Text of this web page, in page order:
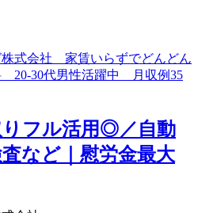
りフル活用◎／自動
など｜慰労金最大